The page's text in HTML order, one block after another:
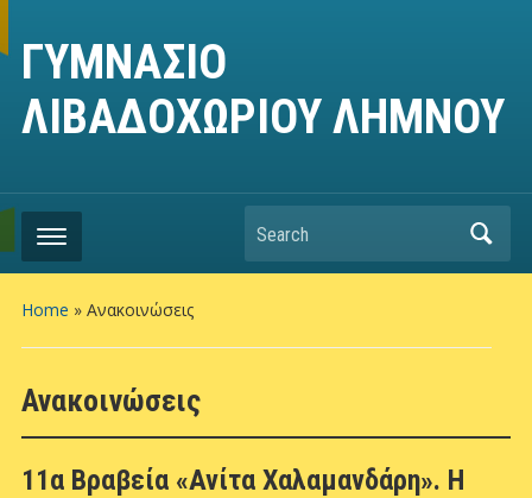
ΓΥΜΝΑΣΙΟ
ΛΙΒΑΔΟΧΩΡΙΟΥ ΛΗΜΝΟΥ
Search
Home » Ανακοινώσεις
Ανακοινώσεις
11α Βραβεία «Ανίτα Χαλαμανδάρη». Η